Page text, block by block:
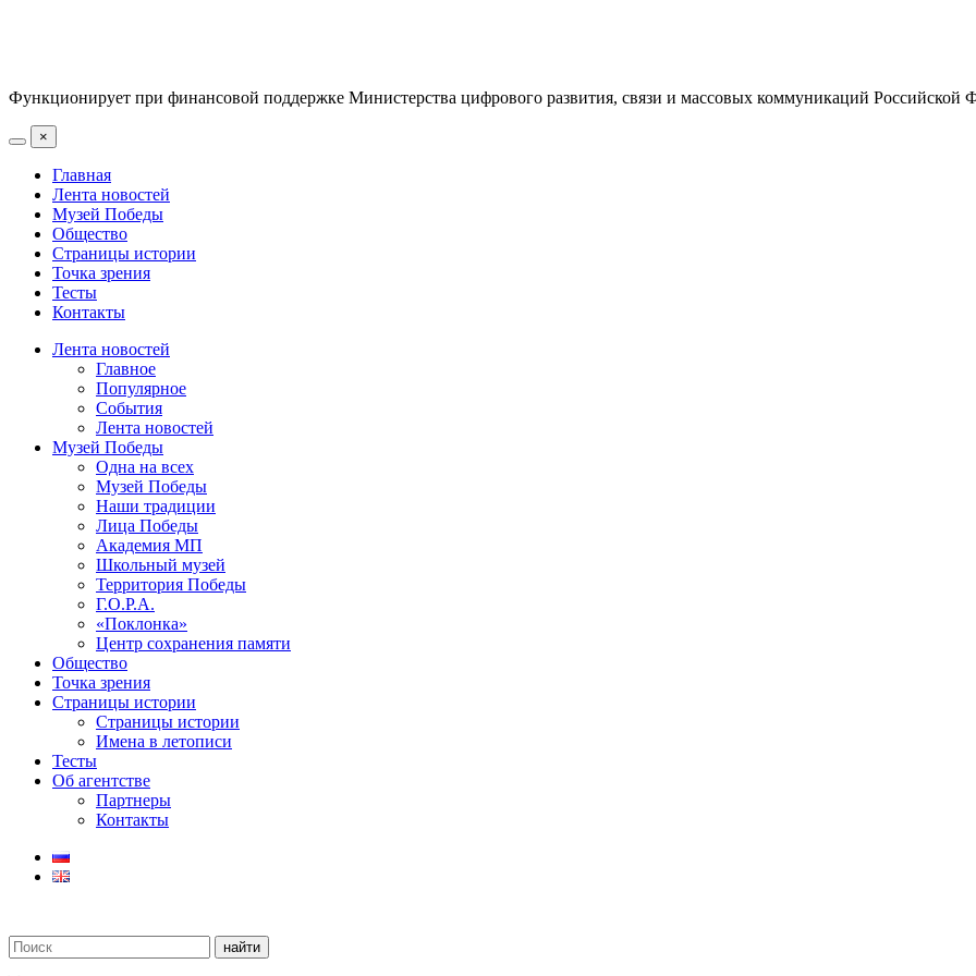
Функционирует при финансовой поддержке Министерства цифрового развития, связи и массовых коммуникаций Российской
×
Главная
Лента новостей
Музей Победы
Общество
Страницы истории
Точка зрения
Тесты
Контакты
Лента новостей
Главное
Популярное
События
Лента новостей
Музей Победы
Одна на всех
Музей Победы
Наши традиции
Лица Победы
Академия МП
Школьный музей
Территория Победы
Г.О.Р.А.
«Поклонка»
Центр сохранения памяти
Общество
Точка зрения
Страницы истории
Страницы истории
Имена в летописи
Тесты
Об агентстве
Партнеры
Контакты